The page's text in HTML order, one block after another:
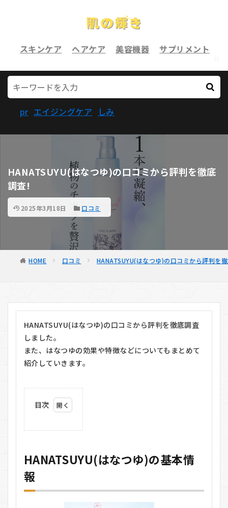
スキンケア ヘアケア 美容機器 サプリメント
pr エイジングケア しみ
HANATSUYU(はなつゆ)の口コミから評判を徹底
調査!
2025年3月18日 口コミ
HOME 口コミ HANATSUYU(はなつゆ)の口コミから評判を
HANATSUYU(はなつゆ)の口コミから評判を徹底調査
しました。
また、はなつゆの効果や特徴などについてもまとめて
紹介していきます。
目次
2
HANATSUYU(は
なつゆ)の悪い
口コミ
HANATSUYU(はなつゆ)の基本情
報